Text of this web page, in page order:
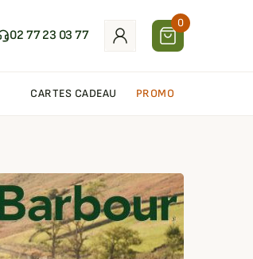
02 77 23 03 77
0
CARTES CADEAU PROMO